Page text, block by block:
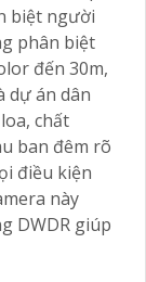
biệt người
phân biệt
đến 30m,
dự án dân
chất
ban đêm rõ
điều kiện
này
DWDR giúp